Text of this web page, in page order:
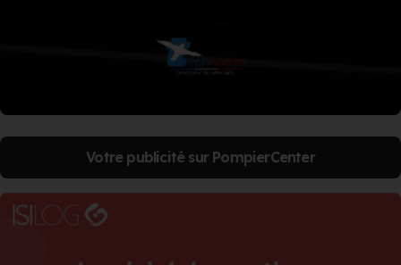
Votre publicité sur PompierCenter